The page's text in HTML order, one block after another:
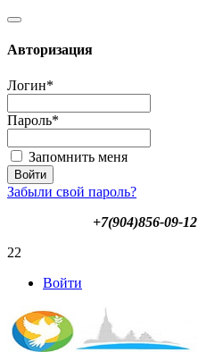
Авторизация
Логин*
Пароль*
Запомнить меня
Забыли свой пароль?
+7(904)856-09-12
22
Войти